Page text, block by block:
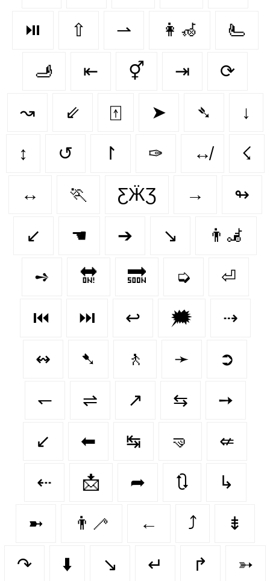
⏯️ ⇧ ⇀ 👩‍🦽‍ 🫷
🫸 ⇤ ⚥ ⇥ ⟳
↝ ⇙ ⍐ ➤ ➴ ↓
↕ ↺ ↾ ✑ ↮ ☇
↔️ 🏃‍ ƸӜƷ → ↬
↙ ☚ ➔ ↘️ 👨‍🦼‍️
➺ 🔛 🔜 ➭ ⏎
⏮️ ⏭️ ↩ 🗯 ⇢
↭ ➷ 🚶‍ ➛ ➲
↽ ⇌ ↗ ⇆ ➙
↙️ ⬅ ↹ 🤜 ⇍
⇠ 📩 ➦ 🔃 ↳
➼ 👨‍🦯‍ ← ⤴ ⇟
↷ ⬇️ ↘ ↵ ↱ ➳